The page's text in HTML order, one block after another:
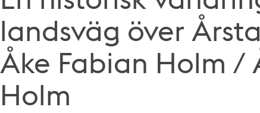
landsväg över
Åke Fabian Holm /
Holm